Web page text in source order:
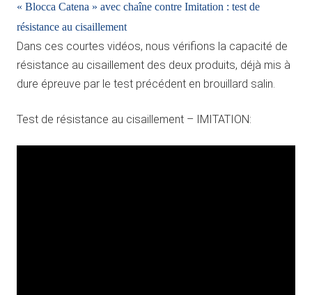
« Blocca Catena » avec chaîne contre Imitation : test de
résistance au cisaillement
Dans ces courtes vidéos, nous vérifions la capacité de
résistance au cisaillement des deux produits, déjà mis à
dure épreuve par le test précédent en brouillard salin.
Test de résistance au cisaillement – IMITATION: